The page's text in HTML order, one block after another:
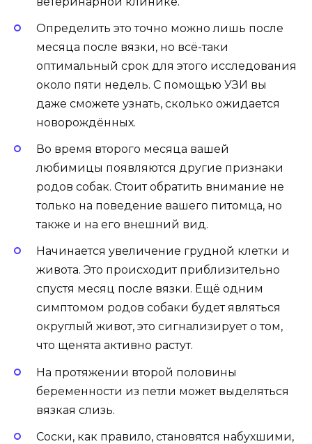
Определить это точно можно лишь после
месяца после вязки, но всё-таки
оптимальный срок для этого исследования
около пяти недель. С помощью УЗИ вы
даже сможете узнать, сколько ожидается
новорождённых.
Во время второго месяца вашей
любимицы появляются другие признаки
родов собак. Стоит обратить внимание не
только на поведение вашего питомца, но
также и на его внешний вид.
Начинается увеличение грудной клетки и
живота. Это происходит приблизительно
спустя месяц после вязки. Ещё одним
симптомом родов собаки будет являться
округлый живот, это сигнализирует о том,
что щенята активно растут.
На протяжении второй половины
беременности из петли может выделяться
вязкая слизь.
Соски, как правило, становятся набухшими,